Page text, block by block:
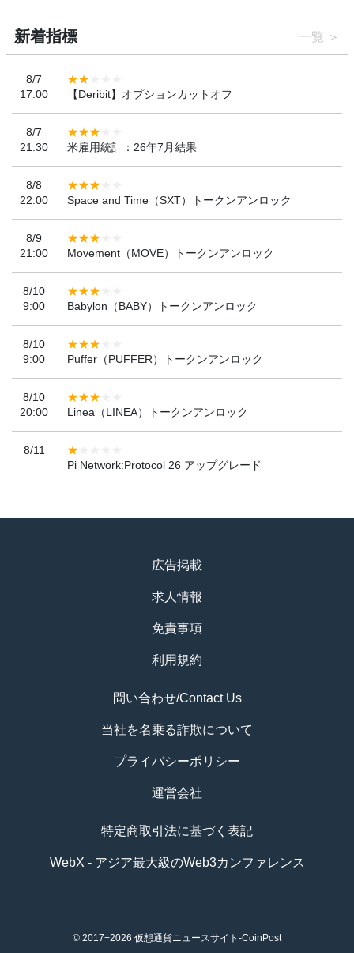
新着指標 一覧
8/7
17:00
【Deribit】オプションカットオフ
8/7
21:30
米雇用統計：26年7月結果
8/8
22:00
Space and Time（SXT）トークンアンロック
8/9
21:00
Movement（MOVE）トークンアンロック
8/10
9:00
Babylon（BABY）トークンアンロック
8/10
9:00
Puffer（PUFFER）トークンアンロック
8/10
20:00
Linea（LINEA）トークンアンロック
8/11
Pi Network:Protocol 26 アップグレード
広告掲載
求人情報
免責事項
利用規約
問い合わせ/Contact Us
当社を名乗る詐欺について
プライバシーポリシー
運営会社
特定商取引法に基づく表記
WebX - アジア最大級のWeb3カンファレンス
© 2017−2026 仮想通貨ニュースサイト-CoinPost